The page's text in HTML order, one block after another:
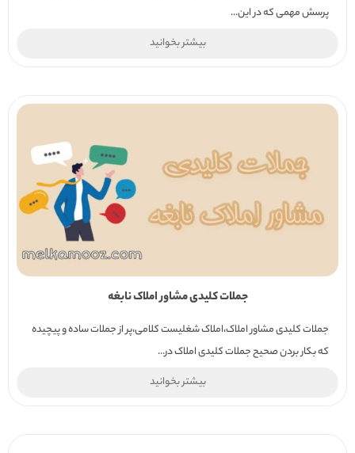
پرسش مهمی که در این...
بیشتر بخوانید
جملات کلیدی مشاور املاک نابغه
جملات کلیدی مشاور املاک،املاک شغلیست کلامی،پر از جملات ساده و پیچیده
که بکار بردن صحیح جملات کلیدی املاک در...
بیشتر بخوانید